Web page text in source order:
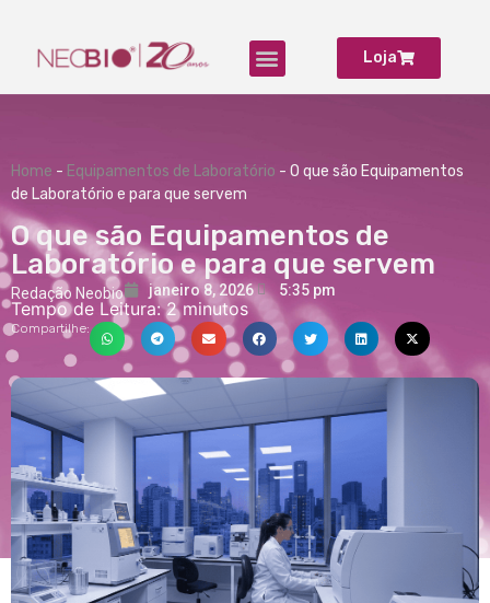
Loja
Home - Equipamentos de Laboratório - O que são Equipamentos
de Laboratório e para que servem
O que são Equipamentos de
Laboratório e para que servem
Redação Neobio janeiro 8, 2026 5:35 pm
Tempo de Leitura: 2 minutos
Compartilhe: